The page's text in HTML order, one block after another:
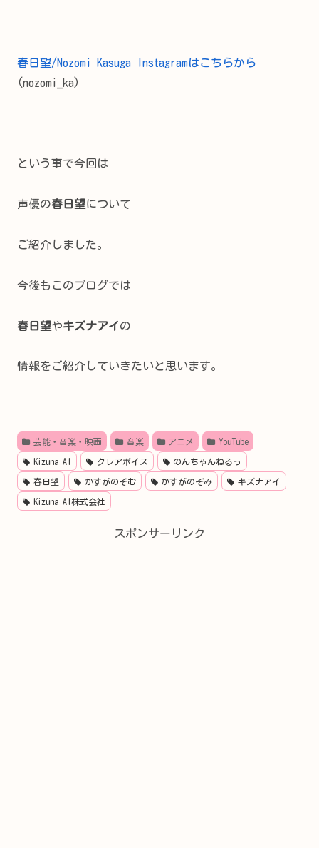
春日望/Nozomi Kasuga Instagramはこちらから
(nozomi_ka)
という事で今回は
声優の春日望について
ご紹介しました。
今後もこのブログでは
春日望やキズナアイの
情報をご紹介していきたいと思います。
芸能・音楽・映画 音楽 アニメ YouTube
Kizuna AI クレアボイス のんちゃんねるっ
春日望 かすがのぞむ かすがのぞみ キズナアイ
Kizuna AI株式会社
スポンサーリンク